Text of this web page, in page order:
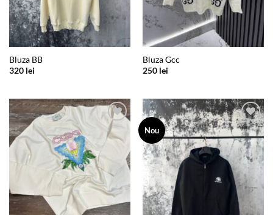
Bluza BB
320 lei
Bluza Gcc
250 lei
Add to
wishlist
Nou
Add to
wishlist